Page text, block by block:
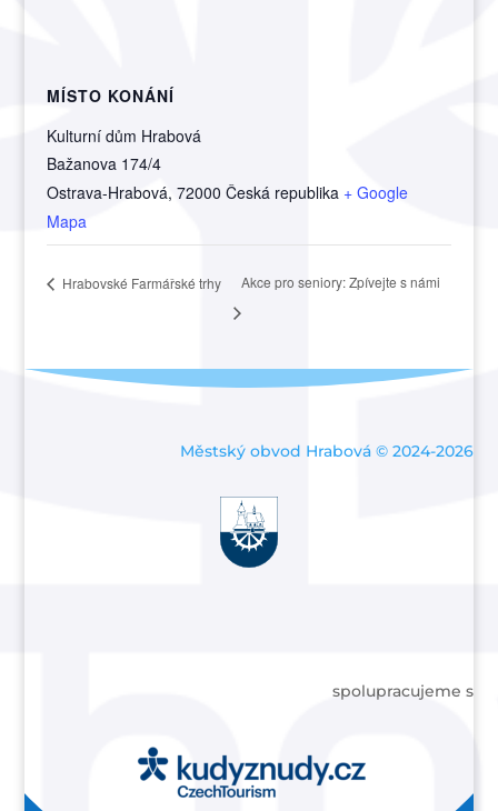
MÍSTO KONÁNÍ
Kulturní dům Hrabová
Bažanova 174/4
Ostrava-Hrabová, 72000 Česká republika + Google
Mapa
Hrabovské Farmářské trhy Akce pro seniory: Zpívejte s námi
Městský obvod Hrabová © 2024-2026
spolupracujeme s